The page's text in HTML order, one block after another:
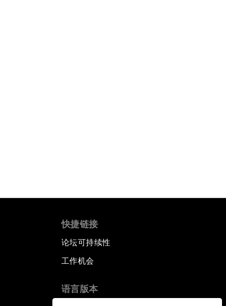
快捷链接
论坛可持续性
工作机会
语言版本